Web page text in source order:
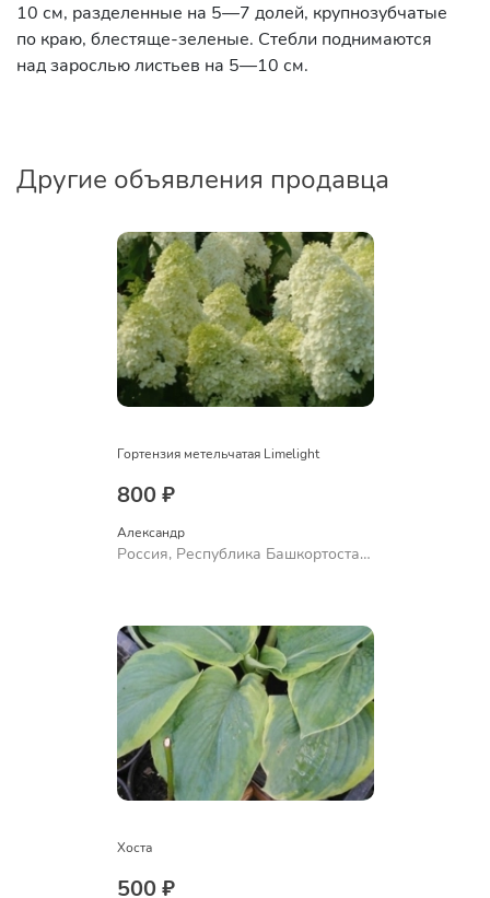
10 см, разделенные на 5—7 долей, крупнозубчатые
по краю, блестяще-зеленые. Стебли поднимаются
над зарослью листьев на 5—10 см.
Другие объявления продавца
Гортензия метельчатая Limelight
800 ₽
Александр
Россия, Республика Башкортостан,
Хоста
500 ₽